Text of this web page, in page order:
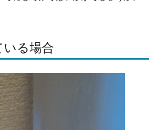
る場合